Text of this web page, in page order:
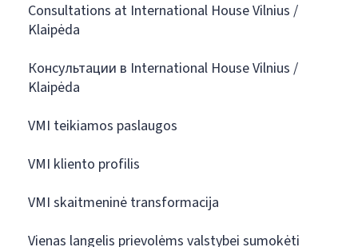
Consultations at International House Vilnius /
Klaipėda
Консультации в International House Vilnius /
Klaipėda
VMI teikiamos paslaugos
VMI kliento profilis
VMI skaitmeninė transformacija
Vienas langelis prievolėms valstybei sumokėti